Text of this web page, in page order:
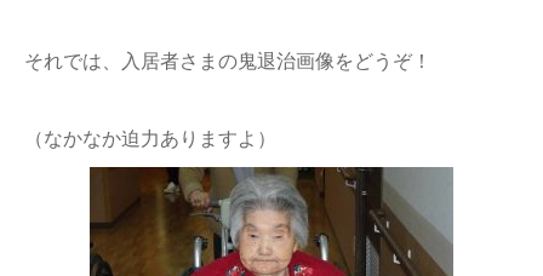
それでは、入居者さまの鬼退治画像をどうぞ！
（なかなか迫力ありますよ）